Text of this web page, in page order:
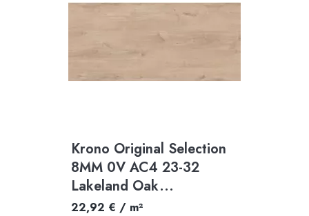
Krono Original Selection
8MM 0V AC4 23-32
Lakeland Oak...
22,92 € / m²